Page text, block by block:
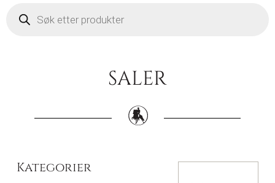
SALER
Kategorier